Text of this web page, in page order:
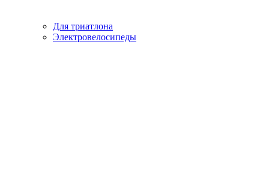
Для триатлона
Электровелосипеды